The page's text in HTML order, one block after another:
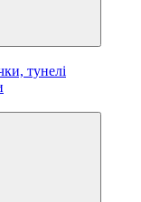
тунелі